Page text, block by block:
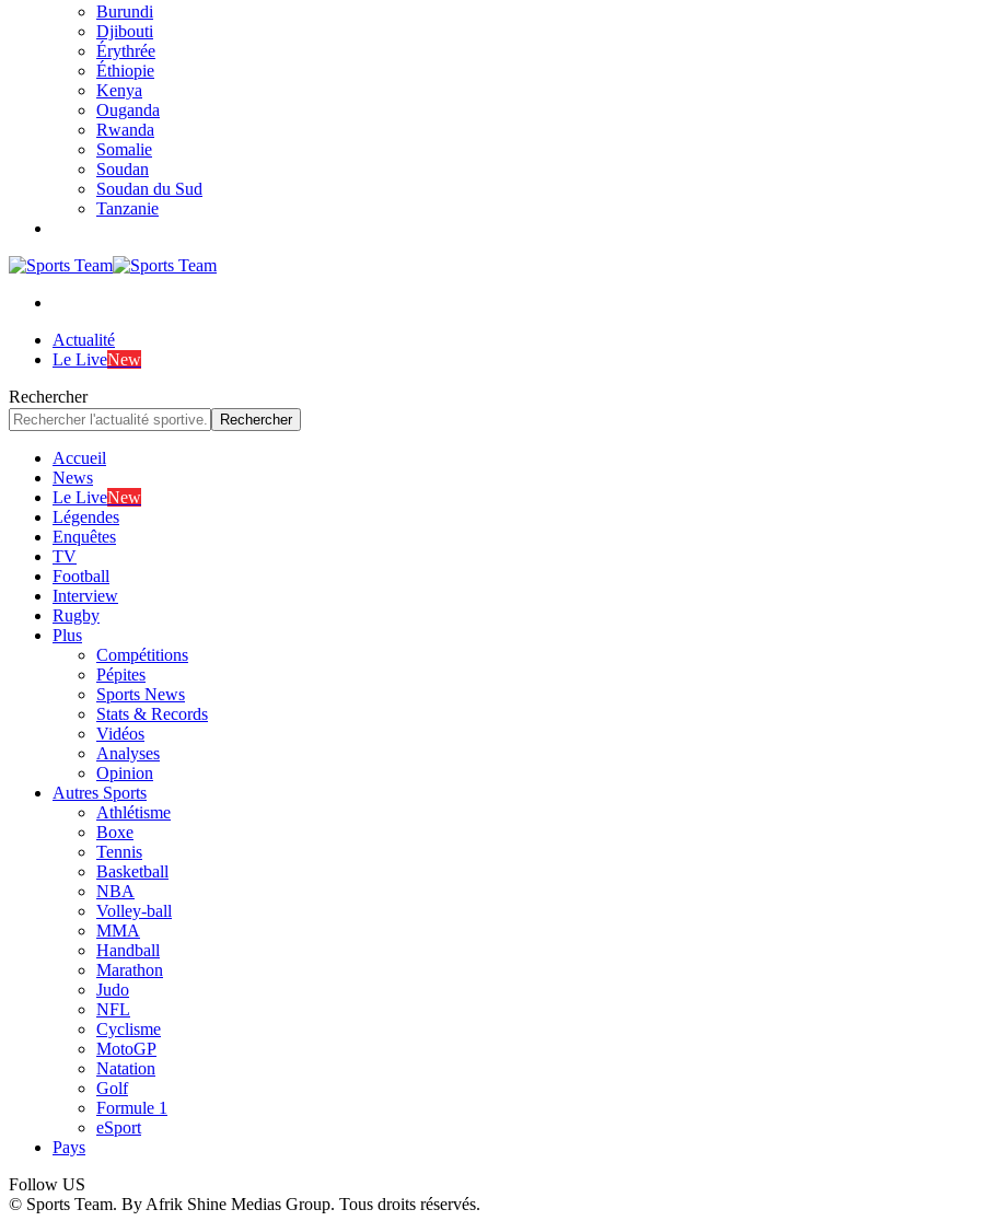
Burundi
Djibouti
Érythrée
Éthiopie
Kenya
Ouganda
Rwanda
Somalie
Soudan
Soudan du Sud
Tanzanie
Actualité
Le LiveNew
Rechercher
Accueil
News
Le LiveNew
Légendes
Enquêtes
TV
Football
Interview
Rugby
Plus
Compétitions
Pépites
Sports News
Stats & Records
Vidéos
Analyses
Opinion
Autres Sports
Athlétisme
Boxe
Tennis
Basketball
NBA
Volley-ball
MMA
Handball
Marathon
Judo
NFL
Cyclisme
MotoGP
Natation
Golf
Formule 1
eSport
Pays
Follow US
© Sports Team. By Afrik Shine Medias Group. Tous droits réservés.